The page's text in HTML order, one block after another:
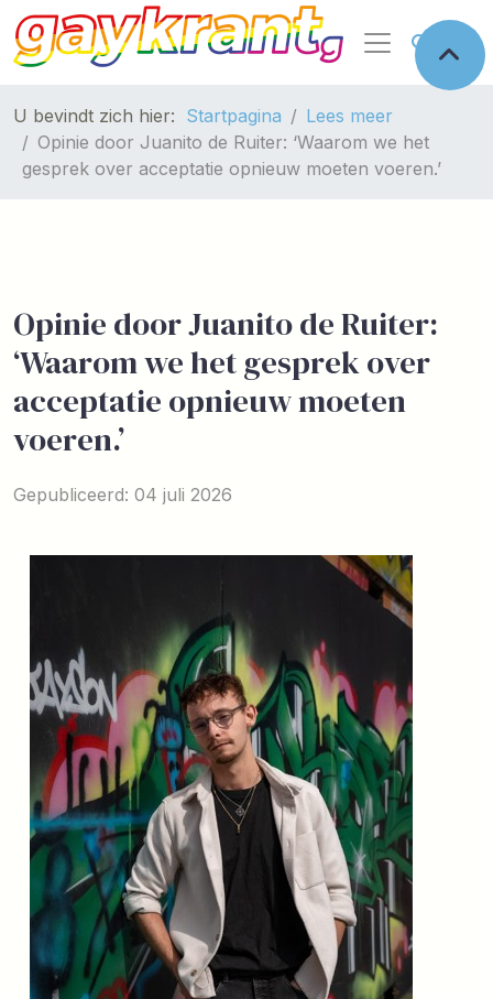
U bevindt zich hier: Startpagina
Lees meer
Opinie door Juanito de Ruiter: ‘Waarom we het
gesprek over acceptatie opnieuw moeten voeren.’
Opinie door Juanito de Ruiter:
‘Waarom we het gesprek over
acceptatie opnieuw moeten
voeren.’
Gepubliceerd: 04 juli 2026